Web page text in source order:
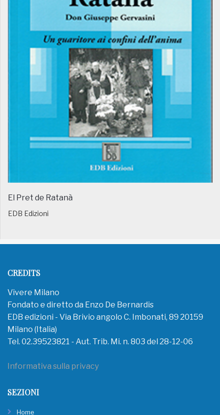
El Pret de Ratanà
EDB Edizioni
CREDITS
Vivere Milano
Fondato e diretto da Enzo De Bernardis
EDB edizioni - Via Brivio angolo C. Imbonati, 89 20159
Milano (Italia)
Tel. 02.39523821 - Aut. Trib. Mi. n. 803 del 28-12-06
Informativa sulla privacy
SEZIONI
Home